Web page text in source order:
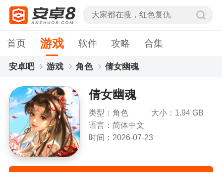
首页 游戏 软件 攻略 合集
安卓吧 游戏 角色 倩女幽魂
倩女幽魂
类型：角色
大小：1.94 GB
语言：简体中文
时间：2026-07-23